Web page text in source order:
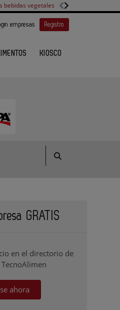
bebidas vegetales FANUC, colaboración
empresas Registro
KIOSCO
GRATIS
en el directorio de
ahora